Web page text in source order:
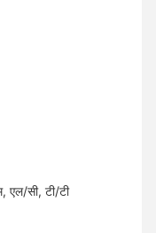
एल/सी, टी/टी